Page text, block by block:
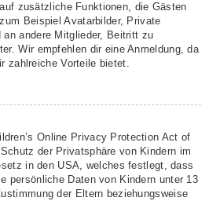
zusätzliche Funktionen, die Gästen
Beispiel Avatarbilder, Private
an andere Mitglieder, Beitritt zu
Wir empfehlen dir eine Anmeldung, da
zahlreiche Vorteile bietet.
Online Privacy Protection Act of
der Privatsphäre von Kindern im
in den USA, welches festlegt, dass
persönliche Daten von Kindern unter 13
der Eltern beziehungsweise